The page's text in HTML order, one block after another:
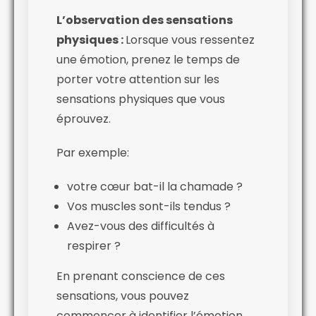
L’observation des sensations
physiques :Lorsque vous ressentez
une émotion, prenez le temps de
porter votre attention sur les
sensations physiques que vous
éprouvez.
Par exemple:
votre cœur bat-il la chamade ?
Vos muscles sont-ils tendus ?
Avez-vous des difficultés à
respirer ?
En prenant conscience de ces
sensations, vous pouvez